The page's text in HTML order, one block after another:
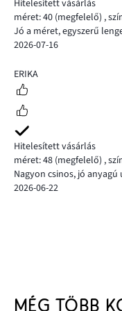
Hitelesített vásárlás
méret: 40 (megfelelő) ,
Jó a méret, egyszerű
2026-07-16
5
ERIKA
Hitelesített vásárlás
méret: 48 (megfelelő) ,
Nagyon csinos, jó
2026-06-22
MÉG TÖBB